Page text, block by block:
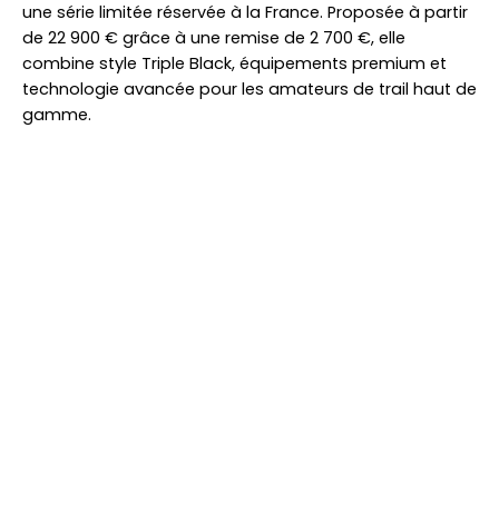
une série limitée réservée à la France. Proposée à partir
de 22 900 € grâce à une remise de 2 700 €, elle
combine style Triple Black, équipements premium et
technologie avancée pour les amateurs de trail haut de
gamme.